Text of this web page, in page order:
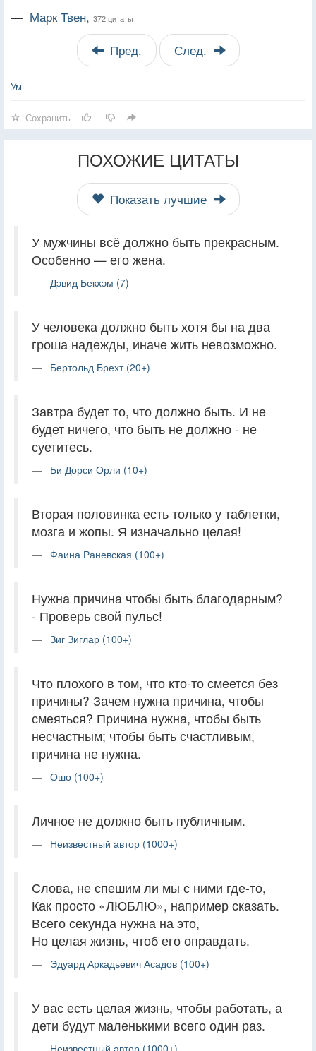
— Марк Твен, 372 цитаты
Пред. След.
Ум
Сохранить
ПОХОЖИЕ ЦИТАТЫ
Показать лучшие
У мужчины всё должно быть прекрасным.
Особенно — его жена.
Дэвид Бекхэм (7)
У человека должно быть хотя бы на два
гроша надежды, иначе жить невозможно.
Бертольд Брехт (20+)
Завтра будет то, что должно быть. И не
будет ничего, что быть не должно - не
суетитесь.
Би Дорси Орли (10+)
Вторая половинка есть только у таблетки,
мозга и жопы. Я изначально целая!
Фаина Раневская (100+)
Нужна причина чтобы быть благодарным?
- Проверь свой пульс!
Зиг Зиглар (100+)
Что плохого в том, что кто-то смеется без
причины? Зачем нужна причина, чтобы
смеяться? Причина нужна, чтобы быть
несчастным; чтобы быть счастливым,
причина не нужна.
Ошо (100+)
Личное не должно быть публичным.
Неизвестный автор (1000+)
Слова, не спешим ли мы с ними где-то,
Как просто «ЛЮБЛЮ», например сказать.
Всего секунда нужна на это,
Но целая жизнь, чтоб его оправдать.
Эдуард Аркадьевич Асадов (100+)
У вас есть целая жизнь, чтобы работать, а
дети будут маленькими всего один раз.
Неизвестный автор (1000+)